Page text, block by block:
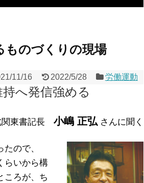
ものづくりの現場
11/16 2022/5/28 労働運動
へ発信強める
関東書記長 小嶋 正弘 さんに聞く
ので、
らいから構
ころが、ち